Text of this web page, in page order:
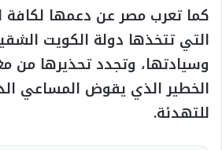
كما تعرب مصر عن دعمها لكافة
التي تتخذها دولة الكويت
وسيادتها، وتجدد تحذيرها من
الخطير الذي يقوض المساعي
للتهدئة.